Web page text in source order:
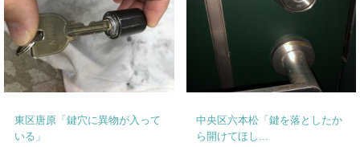
東区唐原「鍵穴に異物が入って
いる」
中央区六本松「鍵を落としたか
ら開けてほし...